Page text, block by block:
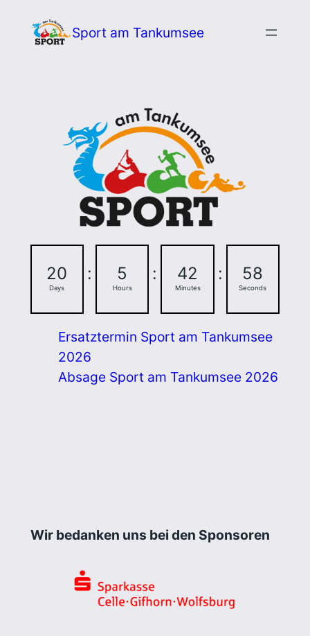
Inhalt
Sport am Tankumsee
20
Days
: 5
Hours
: 42
Minutes
: 57
Seconds
Ersatztermin Sport am Tankumsee
2026
Absage Sport am Tankumsee 2026
Wir bedanken uns bei den Sponsoren